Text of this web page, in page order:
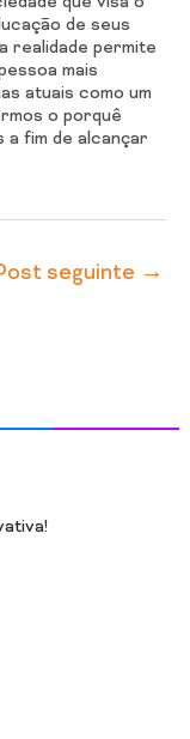
de seus
realidade permite
mais
atuais como um
o porquê
a fim de alcançar
seguinte →